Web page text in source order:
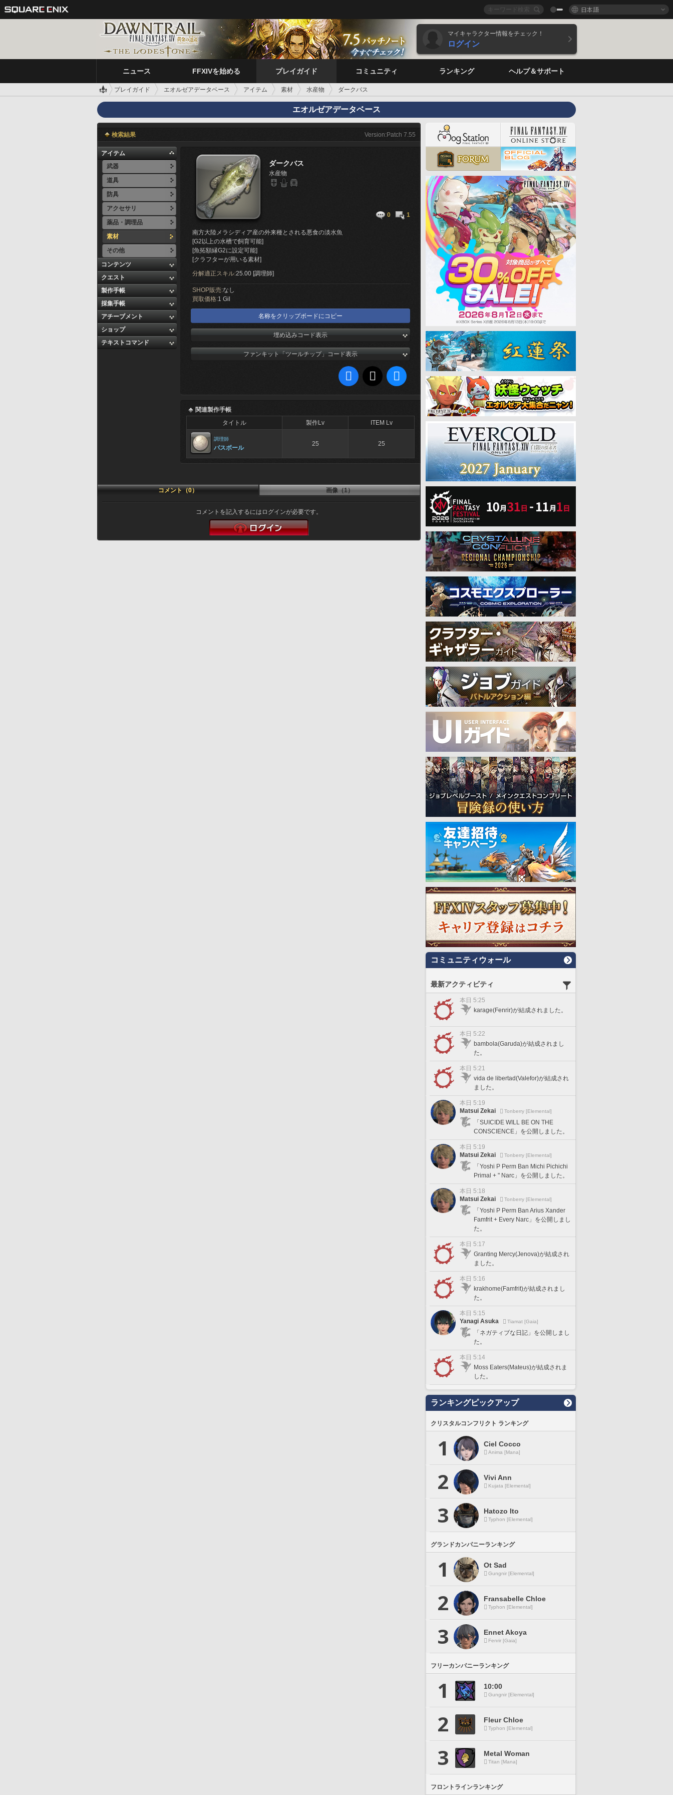
日本語
マイキャラクター情報をチェック！
ログイン
ニュース FFXIVを始める プレイガイド コミュニティ ランキング ヘルプ＆サポート
プレイガイド エオルゼアデータベース アイテム 素材 水産物 ダークバス
エオルゼアデータベース
検索結果 Version:Patch 7.55
アイテム
武器
道具
防具
アクセサリ
薬品・調理品
素材
その他
コンテンツ
クエスト
製作手帳
採集手帳
アチーブメント
ショップ
テキストコマンド
ダークバス
水産物
0 1
南方大陸メラシディア産の外来種とされる悪食の淡水魚
[G2以上の水槽で飼育可能]
[魚拓額縁G2に設定可能]
[クラフターが用いる素材]
分解適正スキル:25.00 [調理師]
SHOP販売:なし
買取価格:1 Gil
名称をクリップボードにコピー
埋め込みコード表示
ファンキット「ツールチップ」コード表示
関連製作手帳
タイトル
製作Lv ITEM Lv
調理師
バスボール
25 25
コメント（0） 画像（1）
コメントを記入するにはログインが必要です。
コミュニティウォール
最新アクティビティ
本日 5:25
karage(Fenrir)が結成されました。
本日 5:22
bambola(Garuda)が結成されまし
た。
本日 5:21
vida de libertad(Valefor)が結成され
ました。
本日 5:19
Matsui Zekai
Tonberry [Elemental]
「SUICIDE WILL BE ON THE
CONSCIENCE」を公開しました。
本日 5:19
Matsui Zekai
Tonberry [Elemental]
「Yoshi P Perm Ban Michi Pichichi
Primal + " Narc」を公開しました。
本日 5:18
Matsui Zekai
Tonberry [Elemental]
「Yoshi P Perm Ban Arius Xander
Famfrit + Every Narc」を公開しまし
た。
本日 5:17
Granting Mercy(Jenova)が結成され
ました。
本日 5:16
krakhome(Famfrit)が結成されまし
た。
本日 5:15
Yanagi Asuka
Tiamat [Gaia]
「ネガティブな日記」を公開しまし
た。
本日 5:14
Moss Eaters(Mateus)が結成されま
した。
ランキングピックアップ
クリスタルコンフリクト ランキング
1 Ciel Cocco
Anima [Mana]
2 Vivi Ann
Kujata [Elemental]
3 Hatozo Ito
Typhon [Elemental]
グランドカンパニーランキング
1 Ot Sad
Gungnir [Elemental]
2 Fransabelle Chloe
Typhon [Elemental]
3 Ennet Akoya
Fenrir [Gaia]
フリーカンパニーランキング
1 10:00
Gungnir [Elemental]
2 Fleur Chloe
Typhon [Elemental]
3 Metal Woman
Titan [Mana]
フロントラインランキング